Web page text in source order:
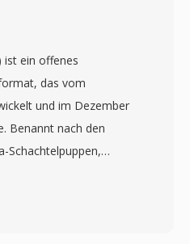
ist ein offenes
das vom
und im Dezember
Benannt nach den
Schachtelpuppen,
Extensible Binary